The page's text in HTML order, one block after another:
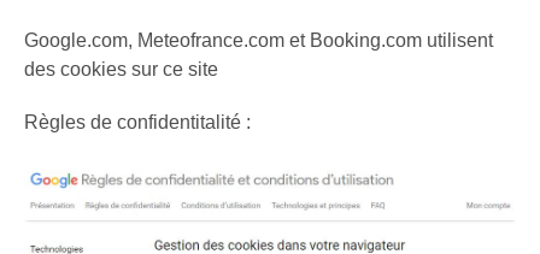
Google.com, Meteofrance.com et Booking.com utilisent
des cookies sur ce site
Règles de confidentitalité :